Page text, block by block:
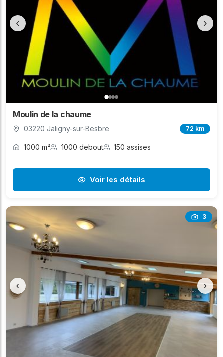
‹ ›
Moulin de la chaume
03220 Jaligny-sur-Besbre 72 km
1000 m² 1000 debout 150 assises
Voir les détails
3
‹ ›